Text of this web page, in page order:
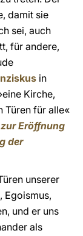
damit sie
sei, auch
für andere,
in
Kirche,
Türen für alle«
Eröffnung
der
unserer
Egoismus,
und er uns
als